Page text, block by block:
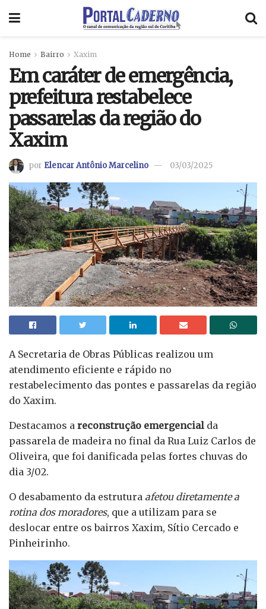
Home Bairro Xaxim
Em caráter de emergência,
prefeitura restabelece
passarelas da região do
Xaxim
por Elencar Antônio Marcelino 03/03/2025
A Secretaria de Obras Públicas realizou um
atendimento eficiente e rápido no
restabelecimento das pontes e passarelas da região
do Xaxim.
Destacamos a reconstrução emergencial da
passarela de madeira no final da Rua Luiz Carlos de
Oliveira, que foi danificada pelas fortes chuvas do
dia 3/02.
O desabamento da estrutura afetou diretamente a
rotina dos moradores, que a utilizam para se
deslocar entre os bairros Xaxim, Sítio Cercado e
Pinheirinho.